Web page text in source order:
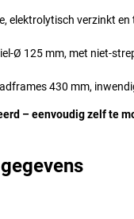
elektrolytisch verzinkt
Ø 125 mm, met niet-
430 mm,
– eenvoudig zelf te